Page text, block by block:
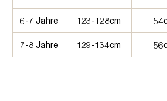
6-7 Jahre 123-128cm
7-8 Jahre 129-134cm